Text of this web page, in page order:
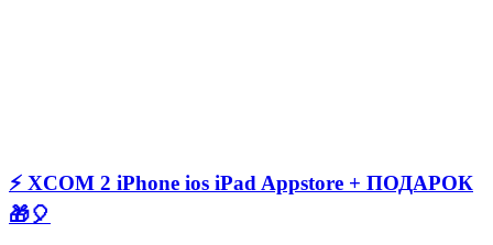
⚡️ XCOM 2 iPhone ios iPad Appstore + ПОДАРОК
🎁🎈